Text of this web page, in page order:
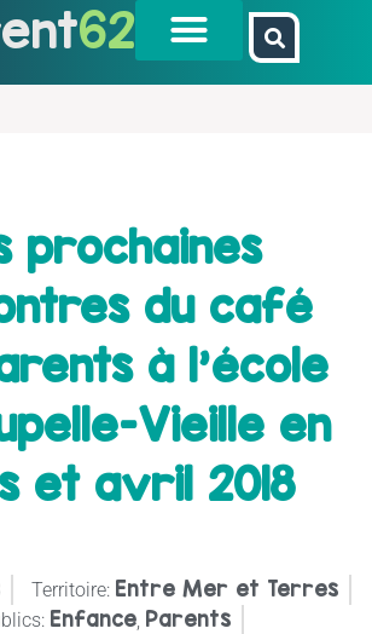
62
prochaines
du café
à l’école
Vieille en
et avril 2018
Territoire: Entre Mer et Terres
Enfance Parents